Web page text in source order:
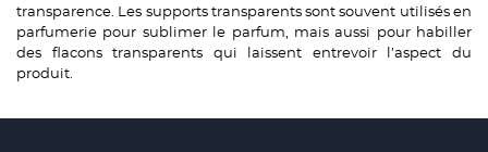
transparence. Les supports transparents sont souvent utilisés en
parfumerie pour sublimer le parfum, mais aussi pour habiller
des flacons transparents qui laissent entrevoir l’aspect du
produit.